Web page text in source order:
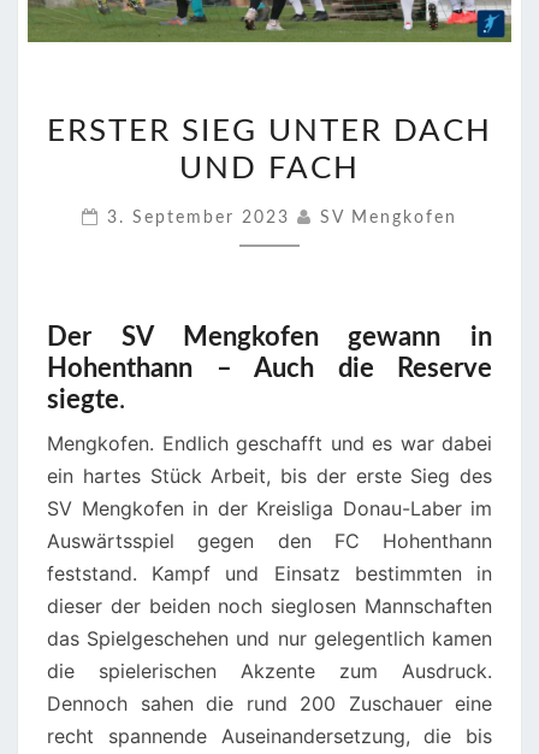
SIEG
UNTER
ERSTER SIEG UNTER DACH
UND FACH
3. September 2023 SV Mengkofen
Der SV Mengkofen gewann in
Hohenthann – Auch die Reserve
siegte.
Mengkofen. Endlich geschafft und es war dabei
ein hartes Stück Arbeit, bis der erste Sieg des
SV Mengkofen in der Kreisliga Donau-Laber im
Auswärtsspiel gegen den FC Hohenthann
feststand. Kampf und Einsatz bestimmten in
dieser der beiden noch sieglosen Mannschaften
das Spielgeschehen und nur gelegentlich kamen
die spielerischen Akzente zum Ausdruck.
Dennoch sahen die rund 200 Zuschauer eine
recht spannende Auseinandersetzung, die bis